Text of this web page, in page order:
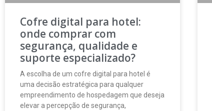
Cofre digital para hotel:
onde comprar com
segurança, qualidade e
suporte especializado?
A escolha de um cofre digital para hotel é
uma decisão estratégica para qualquer
empreendimento de hospedagem que deseja
elevar a percepção de segurança,